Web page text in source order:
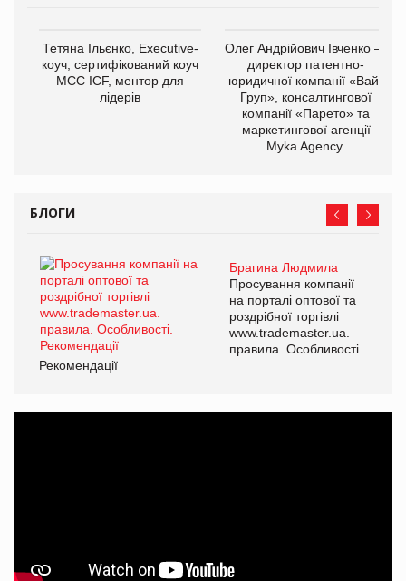
Тетяна Ільєнко, Executive-
коуч, сертифікований коуч
МСС ICF, ментор для
лідерів
Олег Андрійович Івченко —
директор патентно-
юридичної компанії «Вайз
Груп», консалтингової
компанії «Парето» та
маркетингової агенції
Myka Agency.
БЛОГИ
Брагина Людмила
Просування компанії
на порталі оптової та
роздрібної торгівлі
www.trademaster.ua.
правила. Особливості.
Рекомендації